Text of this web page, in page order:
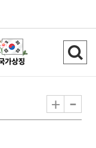
검
색
기
+ -